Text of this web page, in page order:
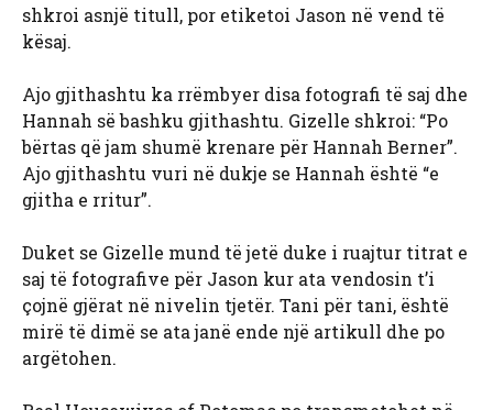
shkroi asnjë titull, por etiketoi Jason në vend të
kësaj.
Ajo gjithashtu ka rrëmbyer disa fotografi të saj dhe
Hannah së bashku gjithashtu. Gizelle shkroi: “Po
bërtas që jam shumë krenare për Hannah Berner”.
Ajo gjithashtu vuri në dukje se Hannah është “e
gjitha e rritur”.
Duket se Gizelle mund të jetë duke i ruajtur titrat e
saj të fotografive për Jason kur ata vendosin t’i
çojnë gjërat në nivelin tjetër. Tani për tani, është
mirë të dimë se ata janë ende një artikull dhe po
argëtohen.